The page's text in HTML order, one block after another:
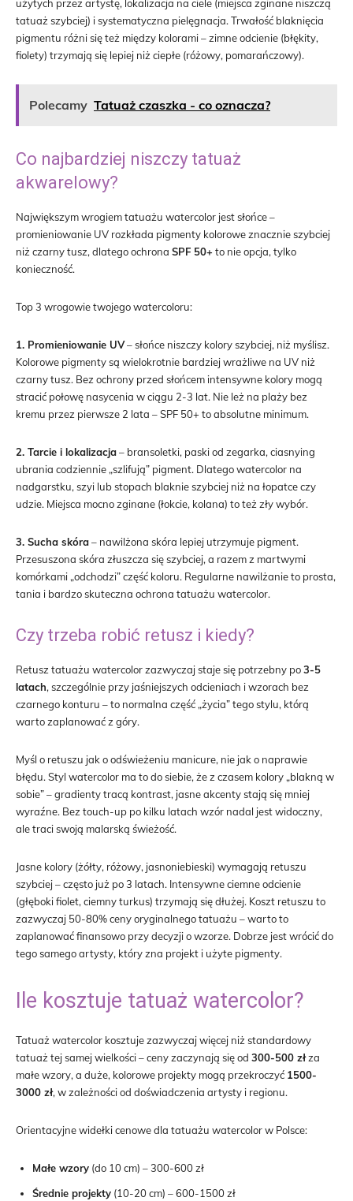
użytych przez artystę, lokalizacja na ciele (miejsca zginane niszczą
tatuaż szybciej) i systematyczna pielęgnacja. Trwałość blaknięcia
pigmentu różni się też między kolorami – zimne odcienie (błękity,
fiolety) trzymają się lepiej niż ciepłe (różowy, pomarańczowy).
Polecamy Tatuaż czaszka - co oznacza?
Co najbardziej niszczy tatuaż
akwarelowy?
Największym wrogiem tatuażu watercolor jest słońce –
promieniowanie UV rozkłada pigmenty kolorowe znacznie szybciej
niż czarny tusz, dlatego ochrona SPF 50+ to nie opcja, tylko
konieczność.
Top 3 wrogowie twojego watercoloru:
1. Promieniowanie UV– słońce niszczy kolory szybciej, niż myślisz.
Kolorowe pigmenty są wielokrotnie bardziej wrażliwe na UV niż
czarny tusz. Bez ochrony przed słońcem intensywne kolory mogą
stracić połowę nasycenia w ciągu 2-3 lat. Nie leż na plaży bez
kremu przez pierwsze 2 lata – SPF 50+ to absolutne minimum.
2. Tarcie i lokalizacja– bransoletki, paski od zegarka, ciasnying
ubrania codziennie „szlifują” pigment. Dlatego watercolor na
nadgarstku, szyi lub stopach blaknie szybciej niż na łopatce czy
udzie. Miejsca mocno zginane (łokcie, kolana) to też zły wybór.
3. Sucha skóra– nawilżona skóra lepiej utrzymuje pigment.
Przesuszona skóra złuszcza się szybciej, a razem z martwymi
komórkami „odchodzi” część koloru. Regularne nawilżanie to prosta,
tania i bardzo skuteczna ochrona tatuażu watercolor.
Czy trzeba robić retusz i kiedy?
Retusz tatuażu watercolor zazwyczaj staje się potrzebny po3-5
latach, szczególnie przy jaśniejszych odcieniach i wzorach bez
czarnego konturu – to normalna część „życia” tego stylu, którą
warto zaplanować z góry.
Myśl o retuszu jak o odświeżeniu manicure, nie jak o naprawie
błędu. Styl watercolor ma to do siebie, że z czasem kolory „blakną w
sobie” – gradienty tracą kontrast, jasne akcenty stają się mniej
wyraźne. Bez touch-up po kilku latach wzór nadal jest widoczny,
ale traci swoją malarską świeżość.
Jasne kolory (żółty, różowy, jasnoniebieski) wymagają retuszu
szybciej – często już po 3 latach. Intensywne ciemne odcienie
(głęboki fiolet, ciemny turkus) trzymają się dłużej. Koszt retuszu to
zazwyczaj 50-80% ceny oryginalnego tatuażu – warto to
zaplanować finansowo przy decyzji o wzorze. Dobrze jest wrócić do
tego samego artysty, który zna projekt i użyte pigmenty.
Ile kosztuje tatuaż watercolor?
Tatuaż watercolor kosztuje zazwyczaj więcej niż standardowy
tatuaż tej samej wielkości – ceny zaczynają się od 300-500 złza
małe wzory, a duże, kolorowe projekty mogą przekroczyć 1500-
3000 zł, w zależności od doświadczenia artysty i regionu.
Orientacyjne widełki cenowe dla tatuażu watercolor w Polsce:
Małe wzory (do 10 cm) – 300-600 zł
Średnie projekty (10-20 cm) – 600-1500 zł